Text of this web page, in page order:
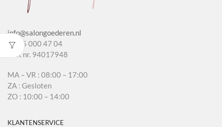
info@salongoederen.nl
T 085 000 47 04
KvK nr. 94017948
MA – VR : 08:00 – 17:00
ZA : Gesloten
ZO : 10:00 – 14:00
KLANTENSERVICE